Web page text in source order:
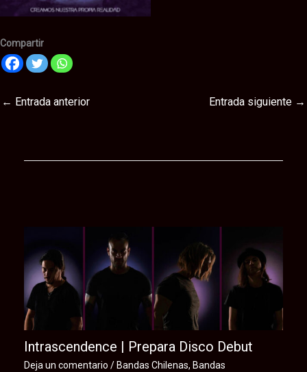
Compartir
← Entrada anterior Entrada siguiente →
Intrascendence | Prepara Disco Debut
Deja un comentario / Bandas Chilenas, Bandas